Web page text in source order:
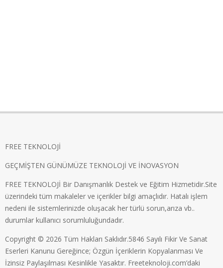
FREE TEKNOLOJİ
GEÇMİŞTEN GÜNÜMÜZE TEKNOLOJİ VE İNOVASYON
FREE TEKNOLOJİ Bir Danışmanlık Destek ve Eğitim Hizmetidir.Site
üzerindeki tüm makaleler ve içerikler bilgi amaçlıdır. Hatalı işlem
nedeni ile sistemlerinizde oluşacak her türlü sorun,arıza vb..
durumlar kullanıcı sorumluluğundadır.
Copyright © 2026 Tüm Hakları Saklıdır.5846 Sayılı Fikir Ve Sanat
Eserleri Kanunu Gereğince; Özgün İçeriklerin Kopyalanması Ve
İzinsiz Paylaşılması Kesinlikle Yasaktır. Freeteknoloji.com’daki